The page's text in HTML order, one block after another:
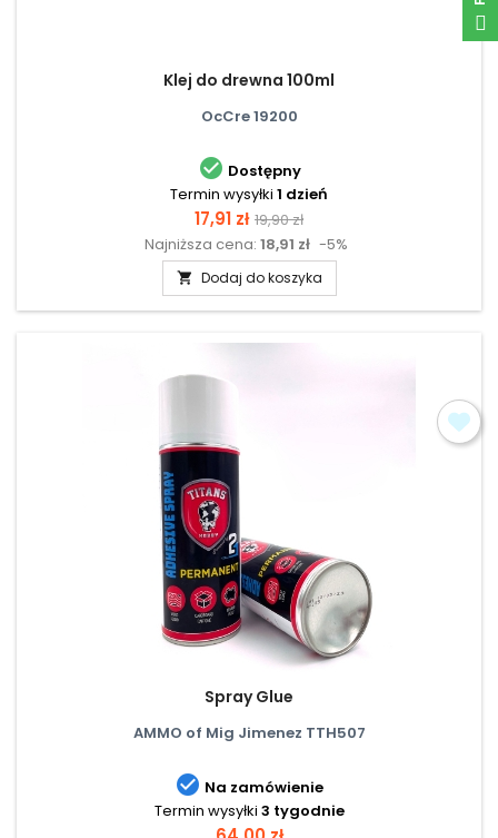
Klej do drewna 100ml
OcCre 19200
 Dostępny
Termin wysyłki 1 dzień
Cena
17,91 zł Cena
podstawowa
19,90 zł
Najniższa cena: 18,91 zł -5%
 Dodaj do koszyka
Spray Glue
AMMO of Mig Jimenez TTH507
 Na zamówienie
Termin wysyłki 3 tygodnie